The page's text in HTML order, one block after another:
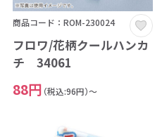
商品コード：ROM-230024
フロワ/花柄クールハンカ
チ 34061
88円 （税込:96円）～